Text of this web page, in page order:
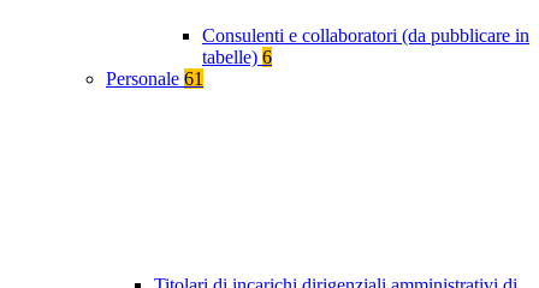
Consulenti e collaboratori (da pubblicare in
tabelle) 6
Personale 61